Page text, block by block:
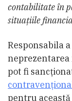
contabilitate în
situaţiile
Responsabila
pot fi
pentru